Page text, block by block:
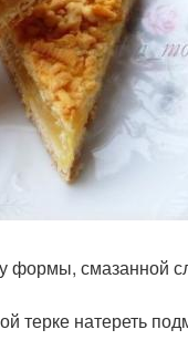
формы,
терке натереть